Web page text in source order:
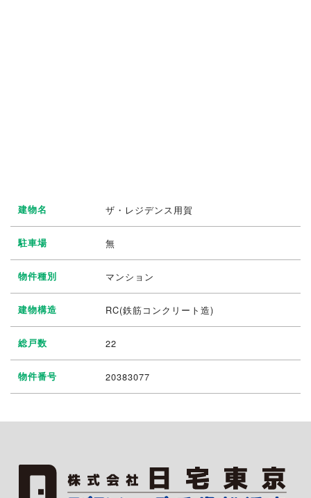
建物名 ザ・レジデンス用賀
駐車場 無
物件種別 マンション
建物構造 RC(鉄筋コンクリート造)
総戸数 22
物件番号 20383077